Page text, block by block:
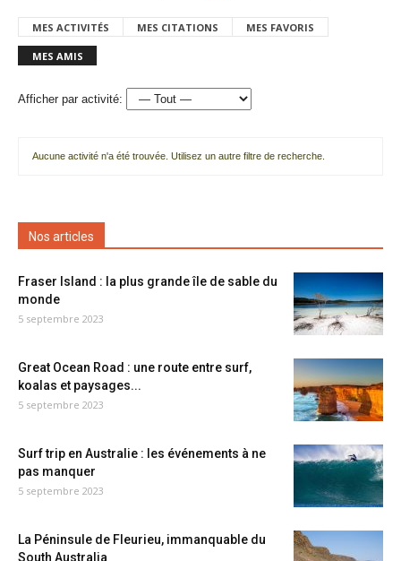
MES ACTIVITÉS MES CITATIONS MES FAVORIS
MES AMIS
Afficher par activité:
Aucune activité n'a été trouvée. Utilisez un autre filtre de recherche.
Nos articles
Fraser Island : la plus grande île de sable du
monde
5 septembre 2023
Great Ocean Road : une route entre surf,
koalas et paysages...
5 septembre 2023
Surf trip en Australie : les événements à ne
pas manquer
5 septembre 2023
La Péninsule de Fleurieu, immanquable du
South Australia